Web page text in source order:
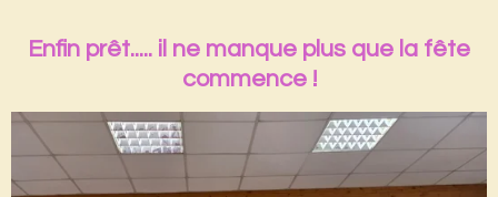
Enfin prêt..... il ne manque plus que la fête
commence !